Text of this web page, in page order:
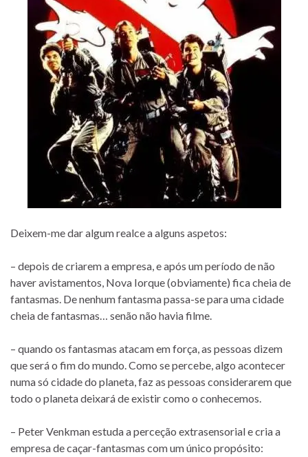
Deixem-me dar algum realce a alguns aspetos:
– depois de criarem a empresa, e após um período de não
haver avistamentos, Nova Iorque (obviamente) fica cheia de
fantasmas. De nenhum fantasma passa-se para uma cidade
cheia de fantasmas… senão não havia filme.
– quando os fantasmas atacam em força, as pessoas dizem
que será o fim do mundo. Como se percebe, algo acontecer
numa só cidade do planeta, faz as pessoas considerarem que
todo o planeta deixará de existir como o conhecemos.
– Peter Venkman estuda a perceção extrasensorial e cria a
empresa de caçar-fantasmas com um único propósito: